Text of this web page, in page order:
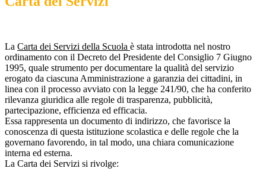
La Carta dei Servizi della Scuola è stata introdotta nel nostro
ordinamento con il Decreto del Presidente del Consiglio 7 Giugno
1995, quale strumento per documentare la qualità del servizio
erogato da ciascuna Amministrazione a garanzia dei cittadini, in
linea con il processo avviato con la legge 241/90, che ha conferito
rilevanza giuridica alle regole di trasparenza, pubblicità,
partecipazione, efficienza ed efficacia.
Essa rappresenta un documento di indirizzo, che favorisce la
conoscenza di questa istituzione scolastica e delle regole che la
governano favorendo, in tal modo, una chiara comunicazione
interna ed esterna.
La Carta dei Servizi si rivolge: